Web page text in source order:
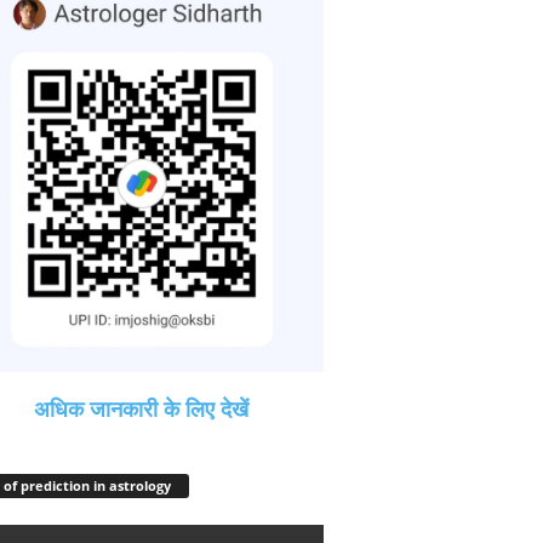
अधिक जानकारी के लिए देखें
prediction in astrology